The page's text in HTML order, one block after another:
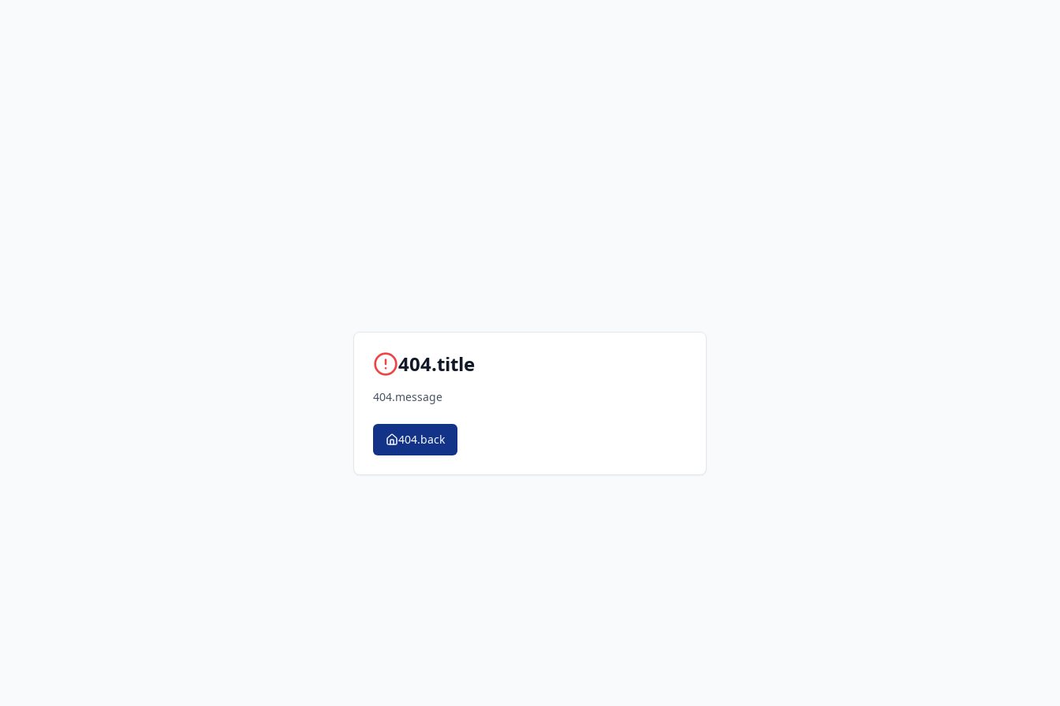
404.title
404.message
404.back